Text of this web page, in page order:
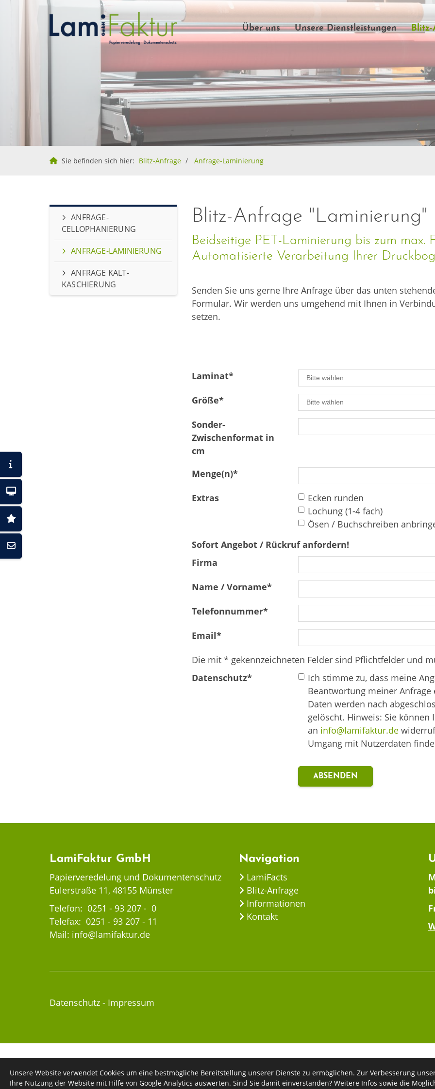
Über uns Unsere Dienstleistungen Blitz-
Sie befinden sich hier: Blitz-Anfrage Anfrage-Laminierung
Blitz-Anfrage "Laminierung"
Beidseitige PET-Laminierung bis zum max.
Automatisierte Verarbeitung Ihrer
Senden Sie uns gerne Ihre Anfrage über das unten
Formular. Wir werden uns umgehend mit Ihnen in
setzen.
Laminat*
Größe*
Sonder-
Zwischenformat in
cm
Menge(n)*
Extras
Ecken runden
Lochung (1-4 fach)
Ösen / Buchschreiben
Sofort Angebot / Rückruf anfordern!
Firma
Name / Vorname*
Telefonnummer*
Email*
Die mit * gekennzeichneten Felder sind Pflichtfelder und
Datenschutz*
Ich stimme zu, dass meine
Beantwortung meiner
Daten werden nach
gelöscht. Hinweis: Sie
an info@lamifaktur.de
Umgang mit Nutzerdaten
ANFRAGE-
CELLOPHANIERUNG
ANFRAGE-LAMINIERUNG
ANFRAGE KALT-
KASCHIERUNG
LamiFaktur GmbH
Papierveredelung und Dokumentenschutz
Eulerstraße 11, 48155 Münster
Telefon: 0251 - 93 207 - 0
Telefax: 0251 - 93 207 - 11
Mail: info@lamifaktur.de
Navigation
LamiFacts
Blitz-Anfrage
Informationen
Kontakt
Datenschutz - Impressum
© 2026 - LamiFaktur
Unsere Website verwendet Cookies um eine bestmögliche Bereitstellung unserer Dienste zu ermöglichen. Zur Verbesserung
Ihre Nutzung der Website mit Hilfe von Google Analytics auswerten. Sind Sie damit einverstanden? Weitere Infos sowie die